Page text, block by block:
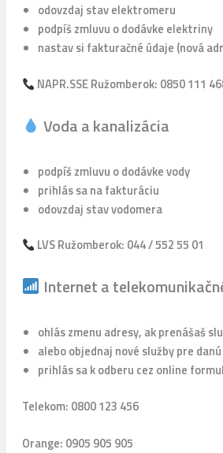
odovzdaj stav elektromeru
podpíš zmluvu o dodávke elektriny
nastav si fakturačné údaje (nová
NAPR.SSE Ružomberok: 0850 111
Voda a kanalizácia
podpíš zmluvu o dodávke vody
prihlás sa na fakturáciu
odovzdaj stav vodomera
LVS Ružomberok: 044 / 552 55 01
Internet a
ohlás zmenu adresy, ak prenášaš
alebo objednaj nové služby pre
prihlás sa k odberu cez online
Telekom: 0800 123 456
Orange: 0905 905 905